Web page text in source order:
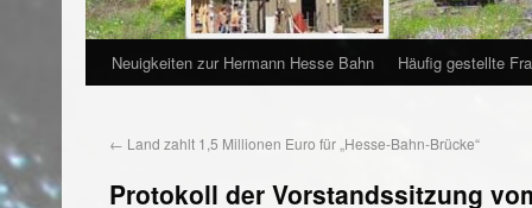
Neuigkeiten zur Hermann Hesse Bahn Häufig gestellte
← Land zahlt 1,5 Millionen Euro für „Hesse-Bahn-Brücke“
Protokoll der Vorstandssitzung